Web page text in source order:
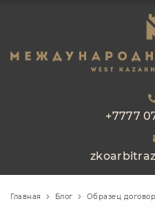
+7777
ОБ
РЕЕСТР
Главная Блог Образец